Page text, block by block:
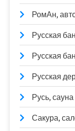
РомАн,
Русская
Русская
Русская
Русь, сауна
Сакура,